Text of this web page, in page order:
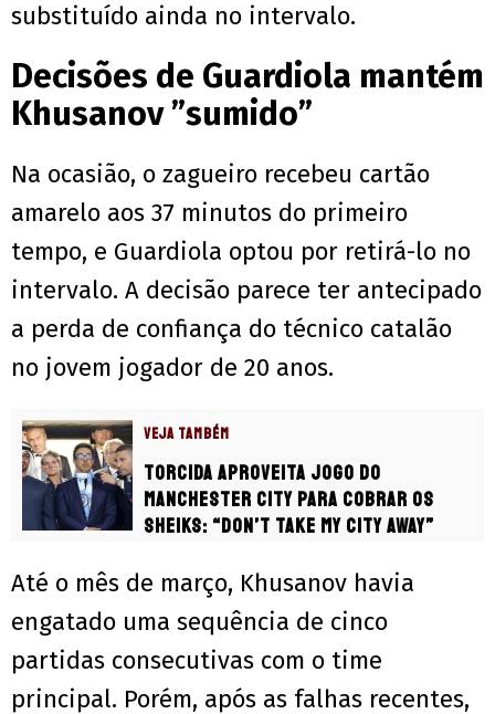
substituído ainda no intervalo.
Decisões de Guardiola mantém
Khusanov ”sumido”
Na ocasião, o zagueiro recebeu cartão
amarelo aos 37 minutos do primeiro
tempo, e Guardiola optou por retirá-lo no
intervalo. A decisão parece ter antecipado
a perda de confiança do técnico catalão
no jovem jogador de 20 anos.
VEJA TAMBÉM
Torcida aproveita jogo do
Manchester City para cobrar os
sheiks: “Don’t take my City away”
Até o mês de março, Khusanov havia
engatado uma sequência de cinco
partidas consecutivas com o time
principal. Porém, após as falhas recentes,